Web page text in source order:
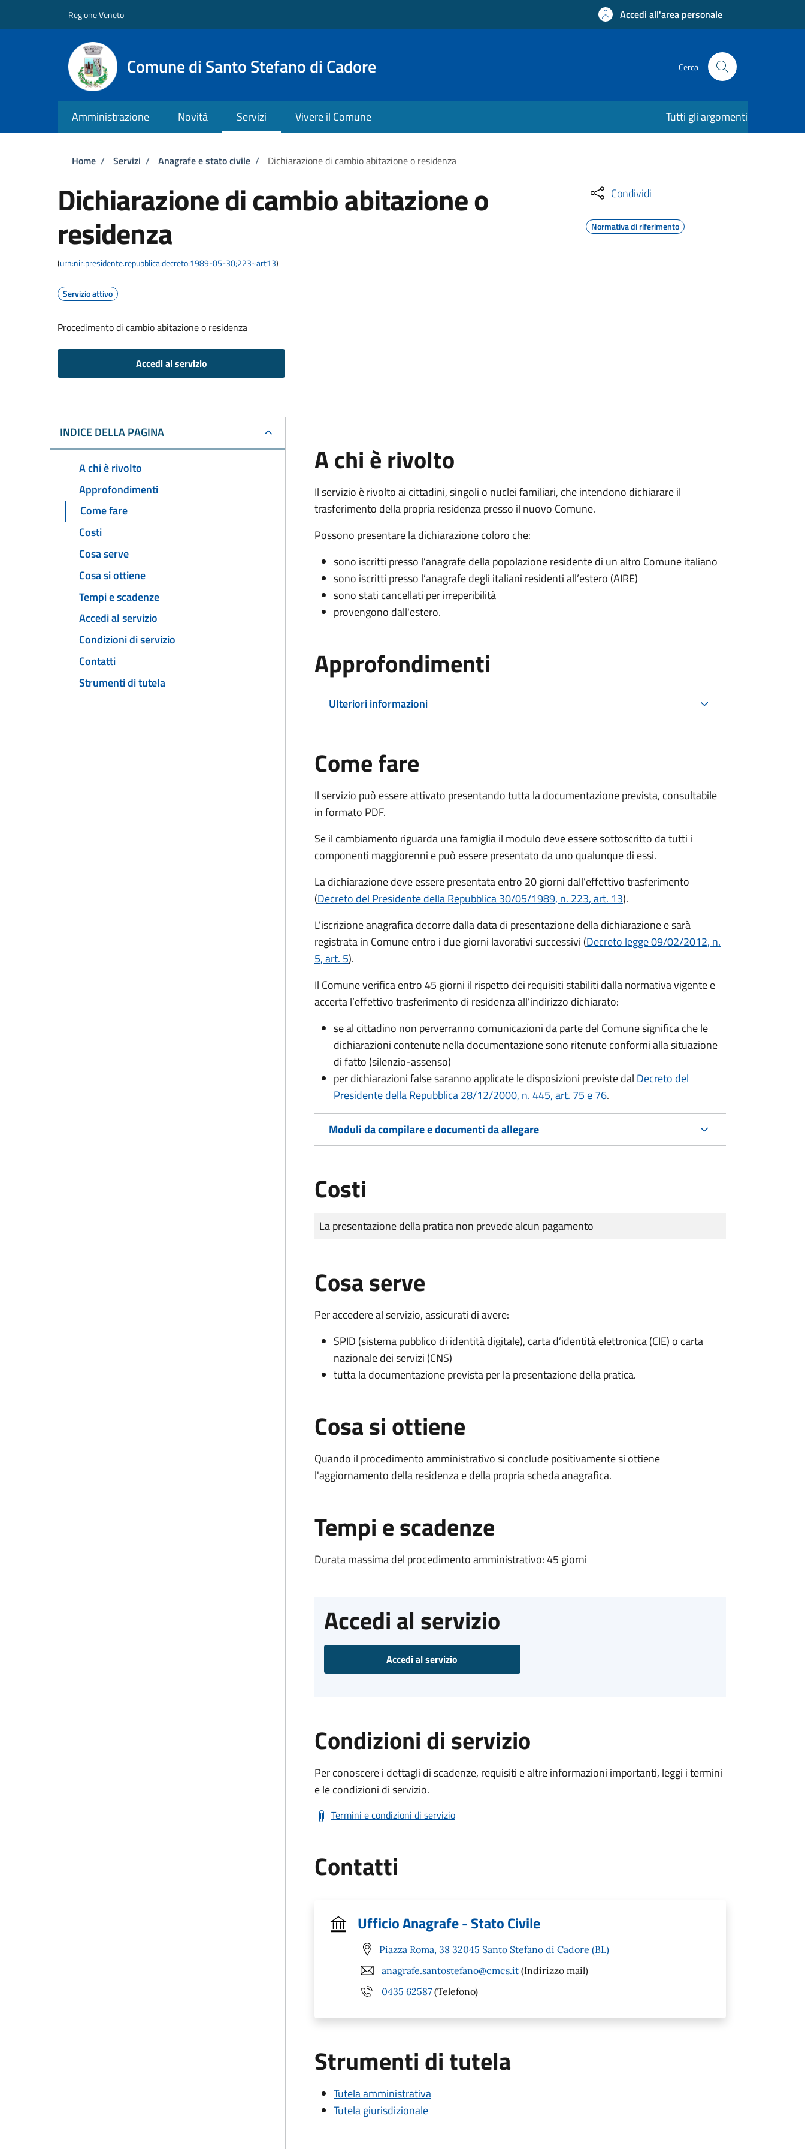
Regione Veneto Accedi all'area personale
Comune di Santo Stefano di Cadore Cerca
Amministrazione Novità Servizi Vivere il Comune Tutti gli argomenti
Briciole di pane
Home / Servizi / Anagrafe e stato civile / Dichiarazione di cambio abitazione o residenza
Dichiarazione di cambio abitazione o
residenza
(urn:nir:presidente.repubblica:decreto:1989-05-30;223~art13)
Servizio attivo
Procedimento di cambio abitazione o residenza
Accedi al servizio
Condividi
Normativa di riferimento
INDICE DELLA PAGINA
A chi è rivolto
Approfondimenti
Come fare
Costi
Cosa serve
Cosa si ottiene
Tempi e scadenze
Accedi al servizio
Condizioni di servizio
Contatti
Strumenti di tutela
A chi è rivolto
Il servizio è rivolto ai cittadini, singoli o nuclei familiari, che intendono dichiarare il
trasferimento della propria residenza presso il nuovo Comune.
Possono presentare la dichiarazione coloro che:
sono iscritti presso l’anagrafe della popolazione residente di un altro Comune italiano
sono iscritti presso l’anagrafe degli italiani residenti all’estero (AIRE)
sono stati cancellati per irreperibilità
provengono dall'estero.
Approfondimenti
Ulteriori informazioni
Come fare
Il servizio può essere attivato presentando tutta la documentazione prevista, consultabile
in formato PDF.
Se il cambiamento riguarda una famiglia il modulo deve essere sottoscritto da tutti i
componenti maggiorenni e può essere presentato da uno qualunque di essi.
La dichiarazione deve essere presentata entro 20 giorni dall’effettivo trasferimento
(Decreto del Presidente della Repubblica 30/05/1989, n. 223, art. 13).
L'iscrizione anagrafica decorre dalla data di presentazione della dichiarazione e sarà
registrata in Comune entro i due giorni lavorativisuccessivi (Decreto legge 09/02/2012, n.
5, art. 5).
Il Comune verifica entro45 giorni il rispetto dei requisiti stabiliti dalla normativa vigente e
accerta l’effettivo trasferimento di residenza all’indirizzo dichiarato:
se al cittadino non perverranno comunicazioni da parte del Comune significa che le
dichiarazioni contenute nella documentazione sono ritenute conformi alla situazione
di fatto (silenzio-assenso)
per dichiarazioni false saranno applicate le disposizioni previste dal Decreto del
Presidente della Repubblica 28/12/2000, n. 445, art. 75 e 76.
Moduli da compilare e documenti da allegare
Costi
Tipo di pagamento
Importo
La presentazione della pratica non prevede alcun pagamento
Cosa serve
Per accedere al servizio, assicurati di avere:
SPID (sistema pubblico di identità digitale), carta d’identità elettronica (CIE) o carta
nazionale dei servizi (CNS)
tutta la documentazione prevista per la presentazione della pratica.
Cosa si ottiene
Quando il procedimento amministrativo si conclude positivamente si ottiene
l'aggiornamento della residenza e della propria scheda anagrafica.
Tempi e scadenze
Durata massima del procedimento amministrativo: 45 giorni
Accedi al servizio
Accedi al servizio
Condizioni di servizio
Per conoscere i dettagli di scadenze, requisiti e altre informazioni importanti, leggi i termini
e le condizioni di servizio.
Termini e condizioni di servizio
Contatti
Ufficio Anagrafe - Stato Civile
Piazza Roma, 38 32045 Santo Stefano di Cadore (BL)
anagrafe.santostefano@cmcs.it (Indirizzo mail)
0435 62587 (Telefono)
Strumenti di tutela
Tutela amministrativa
Tutela giurisdizionale